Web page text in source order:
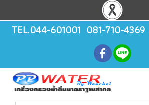
TEL.044-601001 081-710-